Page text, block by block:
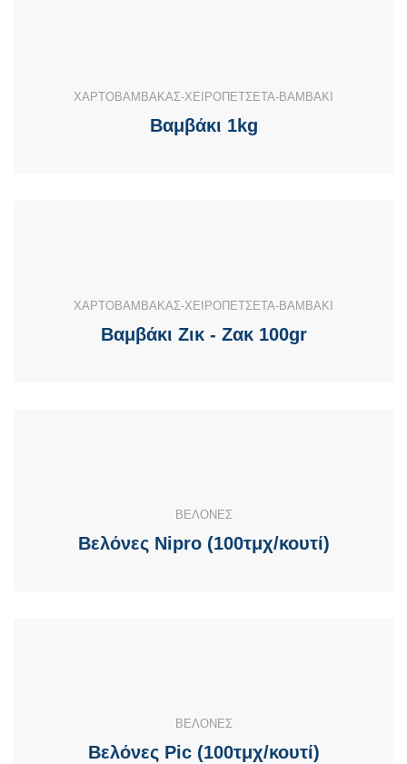
ΧΑΡΤΟΒΑΜΒΑΚΑΣ-ΧΕΙΡΟΠΕΤΣΕΤΑ-ΒΑΜΒΑΚΙ
Βαμβάκι 1kg
ΧΑΡΤΟΒΑΜΒΑΚΑΣ-ΧΕΙΡΟΠΕΤΣΕΤΑ-ΒΑΜΒΑΚΙ
Βαμβάκι Ζικ - Ζακ 100gr
ΒΕΛΟΝΕΣ
Βελόνες Nipro (100τμχ/κουτί)
ΒΕΛΟΝΕΣ
Βελόνες Pic (100τμχ/κουτί)